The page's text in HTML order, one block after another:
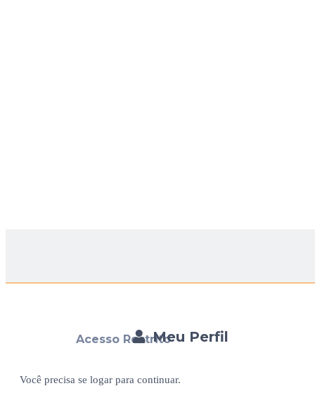
Meu Perfil
Acesso Restrito
Você precisa se logar para continuar.